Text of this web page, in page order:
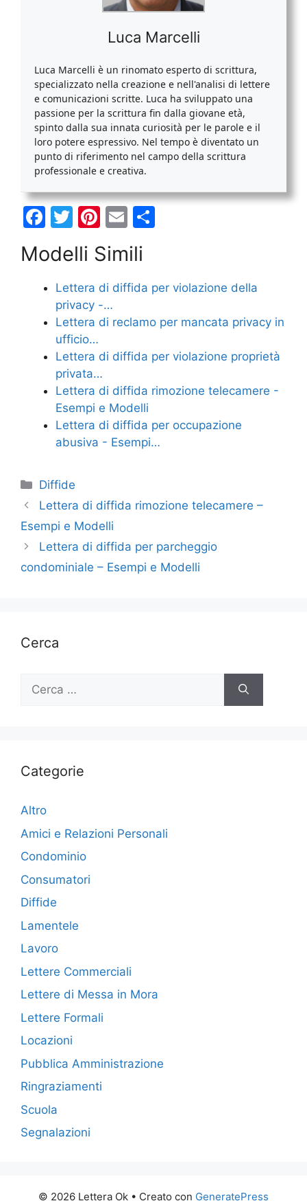
Luca Marcelli
Luca Marcelli è un rinomato esperto di scrittura,
specializzato nella creazione e nell'analisi di lettere
e comunicazioni scritte. Luca ha sviluppato una
passione per la scrittura fin dalla giovane età,
spinto dalla sua innata curiosità per le parole e il
loro potere espressivo. Nel tempo è diventato un
punto di riferimento nel campo della scrittura
professionale e creativa.
F
c
e
b
o
o
k
T
w
itt
er
Pi
nt
er
e
st
E
m
ai
l
di
di
Modelli Simili
Lettera di diffida per violazione della
privacy -…
Lettera di reclamo per mancata privacy in
ufficio…
Lettera di diffida per violazione proprietà
privata…
Lettera di diffida rimozione telecamere -
Esempi e Modelli
Lettera di diffida per occupazione
abusiva - Esempi…
Categorie
Diffide
Lettera di diffida rimozione telecamere –
Esempi e Modelli
Lettera di diffida per parcheggio
condominiale – Esempi e Modelli
Cerca
Ricerca
Categorie
Altro
Amici e Relazioni Personali
Condominio
Consumatori
Diffide
Lamentele
Lavoro
Lettere Commerciali
Lettere di Messa in Mora
Lettere Formali
Locazioni
Pubblica Amministrazione
Ringraziamenti
Scuola
Segnalazioni
© 2026 Lettera Ok • Creato con GeneratePress